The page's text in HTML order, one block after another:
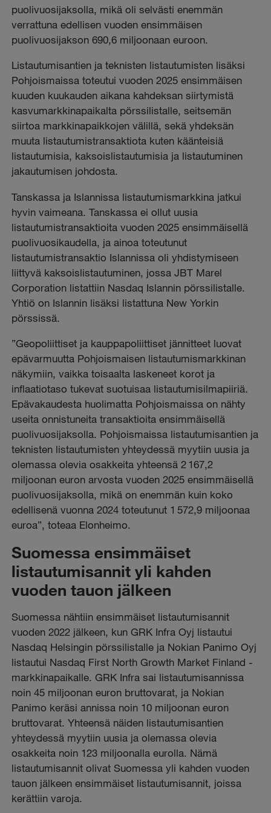
puolivuosijaksolla, mikä oli selvästi enemmän
verrattuna edellisen vuoden ensimmäisen
puolivuosijakson 690,6 miljoonaan euroon.
Listautumisantien ja teknisten listautumisten lisäksi
Pohjoismaissa toteutui vuoden 2025 ensimmäisen
kuuden kuukauden aikana kahdeksan siirtymistä
kasvumarkkinapaikalta pörssilistalle, seitsemän
siirtoa markkinapaikkojen välillä, sekä yhdeksän
muuta listautumistransaktiota kuten käänteisiä
listautumisia, kaksoislistautumisia ja listautuminen
jakautumisen johdosta.
Tanskassa ja Islannissa listautumismarkkina jatkui
hyvin vaimeana. Tanskassa ei ollut uusia
listautumistransaktioita vuoden 2025 ensimmäisellä
puolivuosikaudella, ja ainoa toteutunut
listautumistransaktio Islannissa oli yhdistymiseen
liittyvä kaksoislistautuminen, jossa JBT Marel
Corporation listattiin Nasdaq Islannin pörssilistalle.
Yhtiö on Islannin lisäksi listattuna New Yorkin
pörssissä.
”Geopoliittiset ja kauppapoliittiset jännitteet luovat
epävarmuutta Pohjoismaisen listautumismarkkinan
näkymiin, vaikka toisaalta laskeneet korot ja
inflaatiotaso tukevat suotuisaa listautumisilmapiiriä.
Epävakaudesta huolimatta Pohjoismaissa on nähty
useita onnistuneita transaktioita ensimmäisellä
puolivuosijaksolla. Pohjoismaissa listautumisantien ja
teknisten listautumisten yhteydessä myytiin uusia ja
olemassa olevia osakkeita yhteensä 2 167,2
miljoonan euron arvosta vuoden 2025 ensimmäisellä
puolivuosijaksolla, mikä on enemmän kuin koko
edellisenä vuonna 2024 toteutunut 1 572,9 miljoonaa
euroa”, toteaa Elonheimo.
Suomessa ensimmäiset
listautumisannit yli kahden
vuoden tauon jälkeen
Suomessa nähtiin ensimmäiset listautumisannit
vuoden 2022 jälkeen, kun GRK Infra Oyj listautui
Nasdaq Helsingin pörssilistalle ja Nokian Panimo Oyj
listautui Nasdaq First North Growth Market Finland -
markkinapaikalle. GRK Infra sai listautumisannissa
noin 45 miljoonan euron bruttovarat, ja Nokian
Panimo keräsi annissa noin 10 miljoonan euron
bruttovarat. Yhteensä näiden listautumisantien
yhteydessä myytiin uusia ja olemassa olevia
osakkeita noin 123 miljoonalla eurolla. Nämä
listautumisannit olivat Suomessa yli kahden vuoden
tauon jälkeen ensimmäiset listautumisannit, joissa
kerättiin varoja.